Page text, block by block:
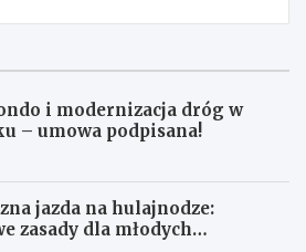
i modernizacja dróg w
– umowa podpisana!
jazda na hulajnodze:
zasady dla młodych